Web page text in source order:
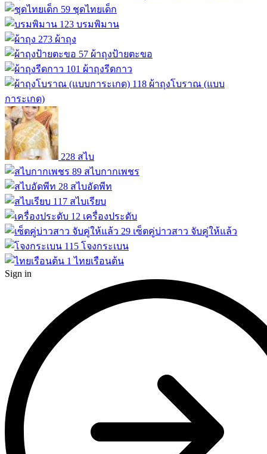
59 ชุดไทยเด็ก
123 บรมพิมาน
273 ผ้าถุง
57 ผ้าถุงป้ายตะขอ
101 ผ้าถุงรีดกาว
118 ผ้าถุงโบราณ (แบบ
การะเกด)
228 สไบ
89 สไบกากเพชร
28 สไบอัดพีท
117 สไบเรียบ
12 เครื่องประดับ
29 เซ็ตคู่บ่าวสาว จับคู่ให้แล้ว
115 โจงกระเบน
1 ไทยเรือนต้น
Sign in